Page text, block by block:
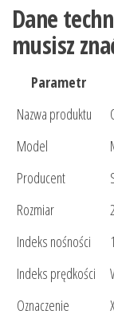
Dane
musisz
Parametr
Nazwa produktu
Model
Producent
Rozmiar
Indeks nośności
Indeks prędkości
Oznaczenie